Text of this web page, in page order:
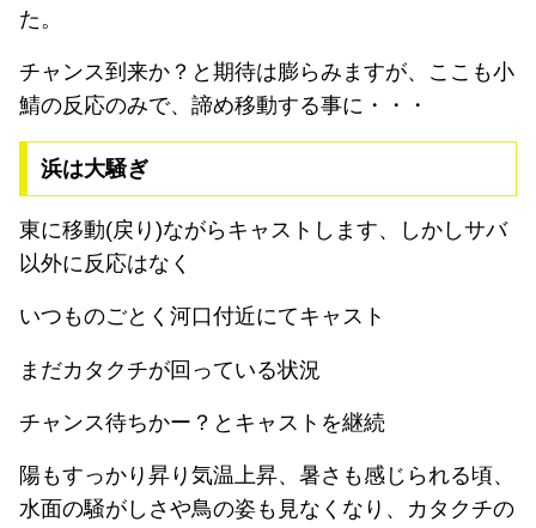
た。
チャンス到来か？と期待は膨らみますが、ここも小
鯖の反応のみで、諦め移動する事に・・・
浜は大騒ぎ
東に移動(戻り)ながらキャストします、しかしサバ
以外に反応はなく
いつものごとく河口付近にてキャスト
まだカタクチが回っている状況
チャンス待ちかー？とキャストを継続
陽もすっかり昇り気温上昇、暑さも感じられる頃、
水面の騒がしさや鳥の姿も見なくなり、カタクチの